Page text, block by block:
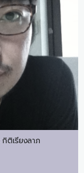
กิติเรียงลาภ